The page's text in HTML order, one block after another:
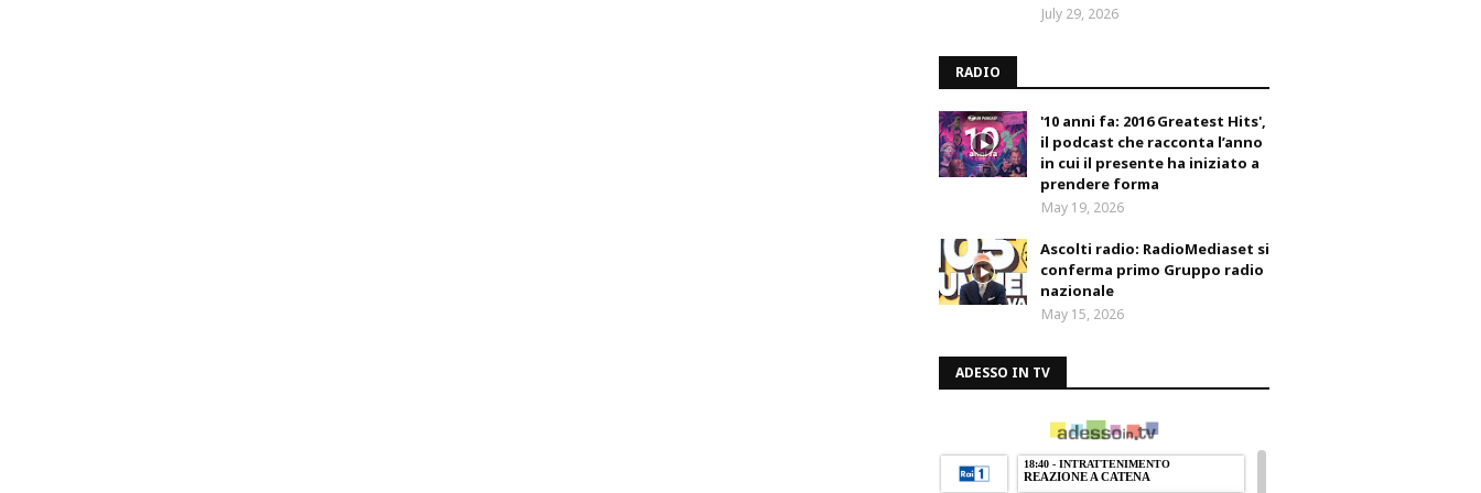
July 29, 2026
RADIO
'10 anni fa: 2016 Greatest Hits',
il podcast che racconta l’anno
in cui il presente ha iniziato a
prendere forma
May 19, 2026
Ascolti radio: RadioMediaset si
conferma primo Gruppo radio
nazionale
May 15, 2026
ADESSO IN TV